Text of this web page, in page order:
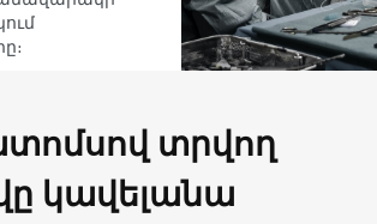
տրվող
կավելանա